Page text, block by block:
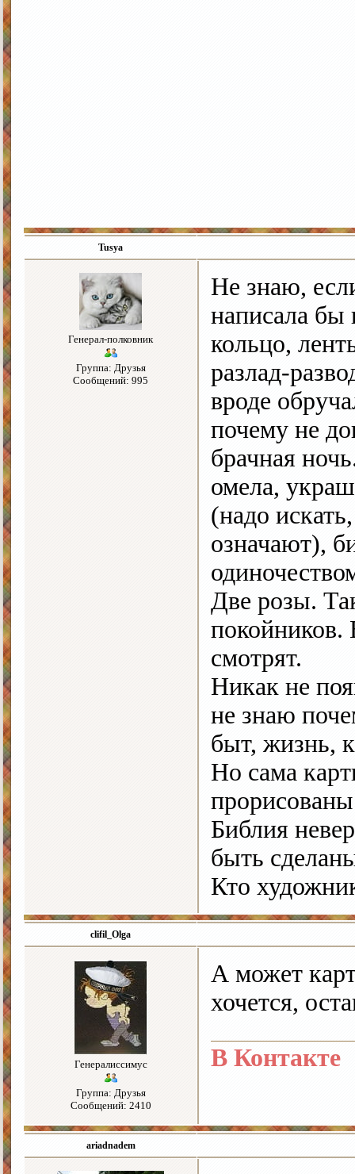
Tusya
Генерал-полковник
Группа: Друзья
Сообщений: 995
Не знаю,
написала бы
кольцо,
разлад-
вроде
почему не
брачная
омела,
(надо
означают),
Две розы.
покойников.
смотрят.
Никак не
не знаю
быт, жизнь,
Но сама
Библия
быть
Кто
clifil_Olga
Генералиссимус
Группа: Друзья
Сообщений: 2410
А может
хочется,
В Контакте
ariadnadem